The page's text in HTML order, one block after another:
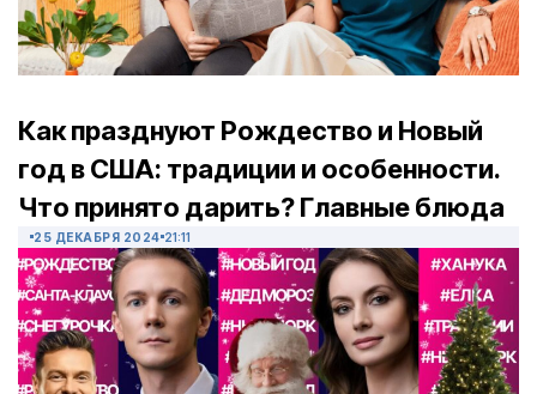
Как празднуют Рождество и Новый
год в США: традиции и особенности.
Что принято дарить? Главные блюда
25 ДЕКАБРЯ 2024 21:11